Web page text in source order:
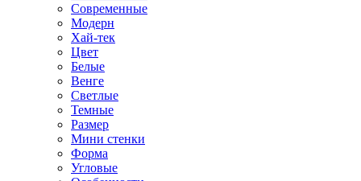
Современные
Модерн
Хай-тек
Цвет
Белые
Венге
Светлые
Темные
Размер
Мини стенки
Форма
Угловые